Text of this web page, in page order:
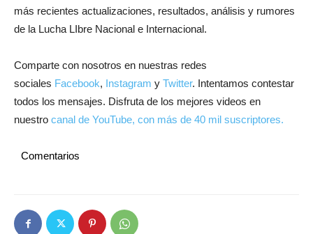
más recientes actualizaciones, resultados, análisis y rumores
de la Lucha LIbre Nacional e Internacional.
Comparte con nosotros en nuestras redes
sociales Facebook, Instagram y Twitter. Intentamos contestar
todos los mensajes. Disfruta de los mejores videos en
nuestro canal de YouTube, con más de 40 mil suscriptores.
Comentarios